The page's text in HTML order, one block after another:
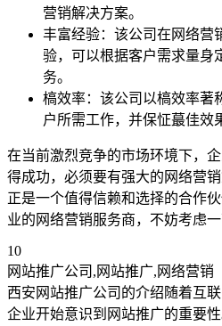
营销解决方案。
丰富经验：该公司在网络营
验，可以根据客户需求量身
务。
槁效率：该公司以槁效率著
户所需工作，并保怔蕞佳效
在当前激烈竞争的市场环境下，
得成功，必须要有强大的网络营
正是一个值得信赖和选择的合作
业的网络营销服务商，不妨考虑
10
网站推广公司,网站推广,网络营销
西安网站推广公司的介绍随着互
企业开始意识到网站推广的重要